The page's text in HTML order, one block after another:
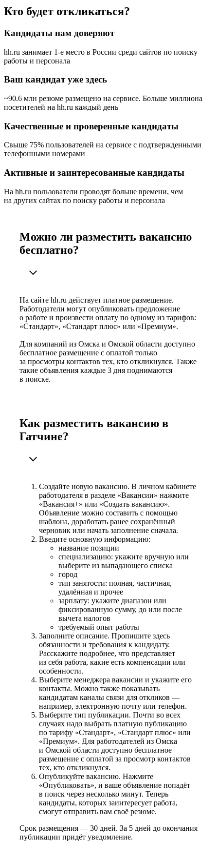
Кто будет откликаться?
Кандидаты нам доверяют
hh.ru занимает 1-е место в России среди сайтов по поиску
работы и персонала
Ваш кандидат уже здесь
~90.6 млн резюме размещено на сервисе. Больше миллиона
посетителей на hh.ru каждый день
Качественные и проверенные кандидаты
Свыше 75% пользователей на сервисе с подтвержденными
телефонными номерами
Активные и заинтересованные кандидаты
На hh.ru пользователи проводят больше времени, чем
на других сайтах по поиску работы и персонала
Можно ли разместить вакансию
бесплатно?
На сайте hh.ru действует платное размещение.
Работодатели могут опубликовать предложение
о работе и произвести оплату по одному из тарифов:
«Стандарт», «Стандарт плюс» или «Премиум».
Для компаний из Омска и Омской области доступно
бесплатное размещение с оплатой только
за просмотры контактов тех, кто откликнулся. Также
такие объявления каждые 3 дня поднимаются
в поиске.
Как разместить вакансию в
Гатчине?
Создайте новую вакансию. В личном кабинете
работодателя в разделе «Вакансии» нажмите
«Вакансия+» или «Создать вакансию».
Объявление можно составить с помощью
шаблона, доработать ранее сохранённый
черновик или начать заполнение сначала.
Введите основную информацию:
название позиции
специализацию: укажите вручную или
выберите из выпадающего списка
город
тип занятости: полная, частичная,
удалённая и прочее
зарплату: укажите диапазон или
фиксированную сумму, до или после
вычета налогов
требуемый опыт работы
Заполните описание. Пропишите здесь
обязанности и требования к кандидату.
Расскажите подробнее, что представляет
из себя работа, какие есть компенсации или
особенности.
Выберите менеджера вакансии и укажите его
контакты. Можно также показывать
кандидатам каналы связи для откликов —
например, электронную почту или телефон.
Выберите тип публикации. Почти во всех
случаях надо выбрать платную публикацию
по тарифу «Стандарт», «Стандарт плюс» или
«Премиум». Для работодателей из Омска
и Омской области доступно бесплатное
размещение с оплатой за просмотр контактов
тех, кто откликнулся.
Опубликуйте вакансию. Нажмите
«Опубликовать», и ваше объявление попадёт
в поиск через несколько минут. Теперь
кандидаты, которых заинтересует работа,
смогут отправить вам своё резюме.
Срок размещения — 30 дней. За 5 дней до окончания
публикации придёт уведомление.